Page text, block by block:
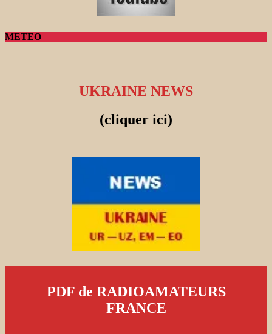
METEO
UKRAINE NEWS
(cliquer ici)
PDF de RADIOAMATEURS
FRANCE